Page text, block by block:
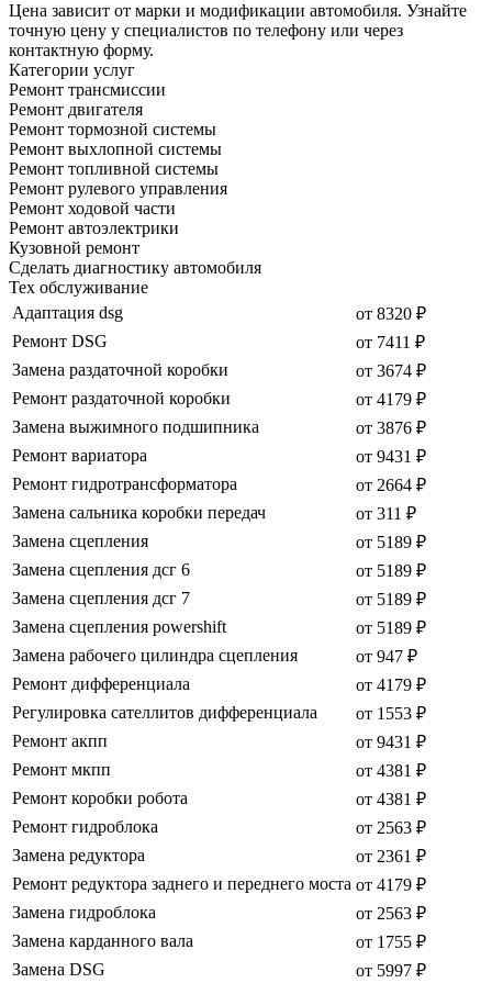
Цена зависит от марки и модификации автомобиля. Узнайте
точную цену у специалистов по телефону или через
контактную форму.
Категории услуг
Ремонт трансмиссии
Ремонт двигателя
Ремонт тормозной системы
Ремонт выхлопной системы
Ремонт топливной системы
Ремонт рулевого управления
Ремонт ходовой части
Ремонт автоэлектрики
Кузовной ремонт
Сделать диагностику автомобиля
Тех обслуживание
Адаптация dsg
от 8320 ₽
Ремонт DSG
от 7411 ₽
Замена раздаточной коробки
от 3674 ₽
Ремонт раздаточной коробки
от 4179 ₽
Замена выжимного подшипника
от 3876 ₽
Ремонт вариатора
от 9431 ₽
Ремонт гидротрансформатора
от 2664 ₽
Замена сальника коробки передач
от 311 ₽
Замена сцепления
от 5189 ₽
Замена сцепления дсг 6
от 5189 ₽
Замена сцепления дсг 7
от 5189 ₽
Замена сцепления powershift
от 5189 ₽
Замена рабочего цилиндра сцепления
от 947 ₽
Ремонт дифференциала
от 4179 ₽
Регулировка сателлитов дифференциала
от 1553 ₽
Ремонт акпп
от 9431 ₽
Ремонт мкпп
от 4381 ₽
Ремонт коробки робота
от 4381 ₽
Ремонт гидроблока
от 2563 ₽
Замена редуктора
от 2361 ₽
Ремонт редуктора заднего и переднего моста от 4179 ₽
Замена гидроблока
от 2563 ₽
Замена карданного вала
от 1755 ₽
Замена DSG
от 5997 ₽